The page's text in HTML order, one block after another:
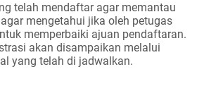
telah mendaftar agar memantau
mengetahui jika oleh petugas
memperbaiki ajuan pendaftaran.
akan disampaikan melalui
yang telah di jadwalkan.